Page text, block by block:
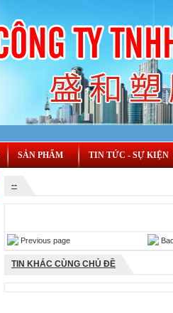
SẢN PHẨM TIN TỨC - SỰ KIỆN
--
Previous page
TIN KHÁC CÙNG CHỦ ĐỀ